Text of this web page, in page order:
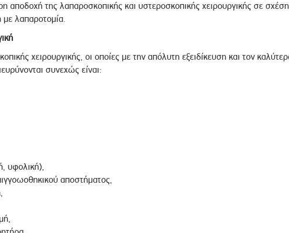
αποδοχή της λαπαροσκοπικής και υστεροσκοπικής χειρουργικής σε
λαπαροτομία.
χειρουργικής, οι οποίες με την απόλυτη εξειδίκευση και τον
συνεχώς είναι:
υφολική),
αποστήματος,